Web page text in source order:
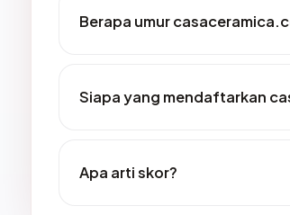
Berapa umur
Siapa yang mendaftarkan
Apa arti skor?